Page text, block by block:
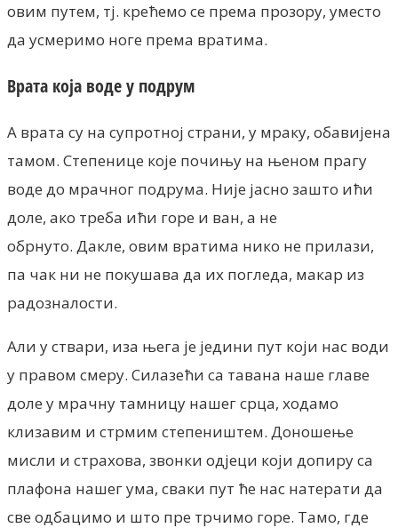
овим путем, тј. крећемо се према прозору, уместо
да усмеримо ноге према вратима.
Врата која воде у подрум
А врата су на супротној страни, у мраку, обавијена
тамом. Степенице које почињу на њеном прагу
воде до мрачног подрума. Није јасно зашто ићи
доле, ако треба ићи горе и ван, а не
обрнуто. Дакле, овим вратима нико не прилази,
па чак ни не покушава да их погледа, макар из
радозналости.
Али у ствари, иза њега је једини пут који нас води
у правом смеру. Силазећи са тавана наше главе
доле у ​​мрачну тамницу нашег срца, ходамо
клизавим и стрмим степеништем. Доношење
мисли и страхова, звонки одјеци који допиру са
плафона нашег ума, сваки пут ће нас натерати да
све одбацимо и што пре трчимо горе. Тамо, где